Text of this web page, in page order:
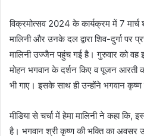
विक्रमोत्सव 2024 के कार्यक्रम में 7 मार्च
मालिनी और उनके दल द्वारा शिव-दुर्गा पर
मालिनी उज्जैन पहुंच गई है। गुरुवार को वह
मोहन भगवान के दर्शन किए व पूजन आरती
भी गाए। इसके साथ ही उन्होंने भगवान कृष्ण
मीडिया से चर्चा में हेमा मालिनी ने कहा कि,
है। भगवान श्री कृष्ण की भक्ति का अवसर